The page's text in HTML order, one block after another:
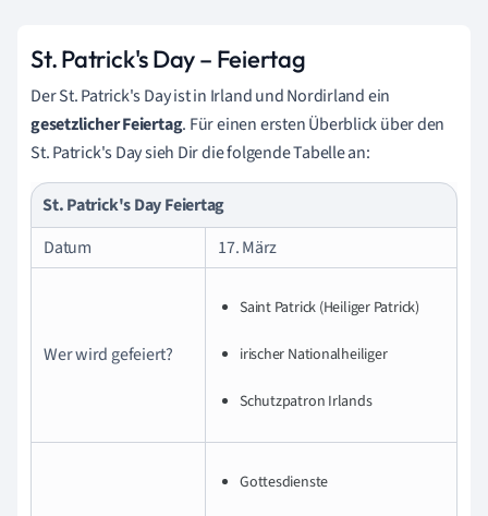
St. Patrick's Day – Feiertag
Der St. Patrick's Day ist in Irland und Nordirland ein
gesetzlicher Feiertag. Für einen ersten Überblick über den
St. Patrick's Day sieh Dir die folgende Tabelle an:
St. Patrick's Day Feiertag
Datum
17. März
Wer wird gefeiert?
Saint Patrick (Heiliger Patrick)
irischer Nationalheiliger
Schutzpatron Irlands
Gottesdienste